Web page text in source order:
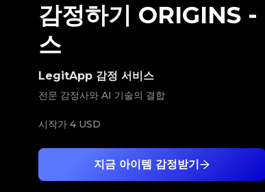
지금 아이템 감정받기
LegitApp 감정 서비스
전문 감정사와 AI 기술의 결합
시작가 4 USD
감정하기 ORIGINS -
스